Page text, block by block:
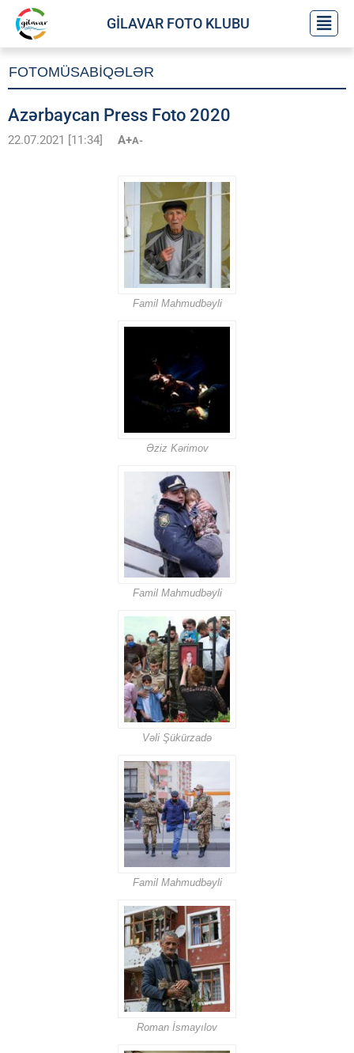
GİLAVAR FOTO KLUBU
FOTOMÜSABİQƏLƏR
Azərbaycan Press Foto 2020
22.07.2021 [11:34] A+A-
Famil Mahmudbəyli
Əziz Kərimov
Famil Mahmudbəyli
Vəli Şükürzadə
Famil Mahmudbəyli
Roman İsmayılov